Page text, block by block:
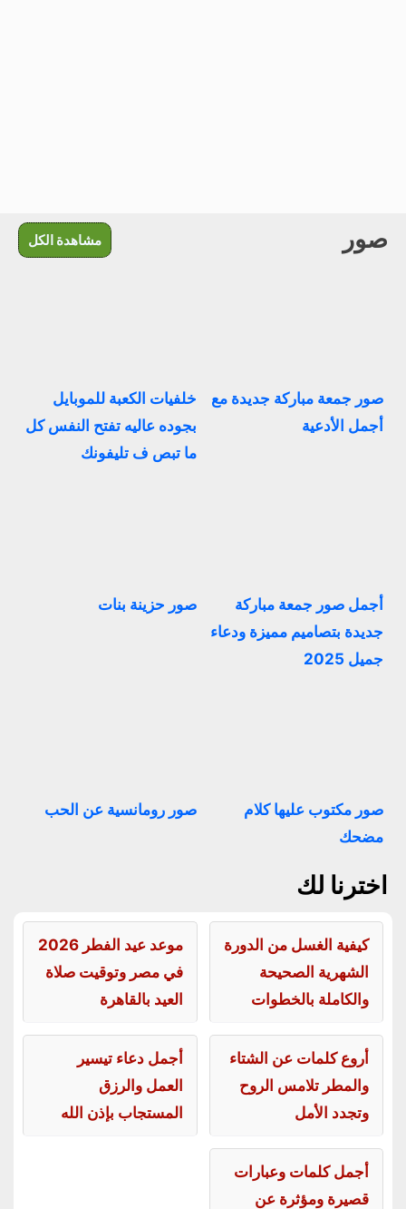
صور مشاهدة الكل
صور جمعة مباركة جديدة مع
أجمل الأدعية
خلفيات الكعبة للموبايل
بجوده عاليه تفتح النفس كل
ما تبص ف تليفونك
أجمل صور جمعة مباركة
جديدة بتصاميم مميزة ودعاء
جميل 2025
صور حزينة بنات
صور مكتوب عليها كلام
مضحك
صور رومانسية عن الحب
اخترنا لك
كيفية الغسل من الدورة
الشهرية الصحيحة
والكاملة بالخطوات
موعد عيد الفطر 2026
في مصر وتوقيت صلاة
العيد بالقاهرة
أروع كلمات عن الشتاء
والمطر تلامس الروح
وتجدد الأمل
أجمل دعاء تيسير
العمل والرزق
المستجاب بإذن الله
أجمل كلمات وعبارات
قصيرة ومؤثرة عن